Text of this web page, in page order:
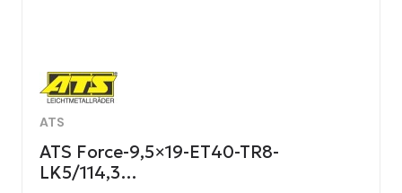
ATS
ATS Force-9,5×19-ET40-TR8-
LK5/114,3…